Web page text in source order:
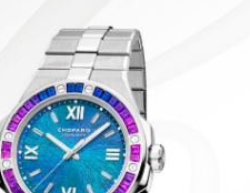
服务中心（品牌授权店）1层
服务中心（品牌授权店）1层
场（CCMALL）C座17层17-B
10层1015室（需提前预约）
心T2座写字楼29层03室（需
7层G室（需提前预约）